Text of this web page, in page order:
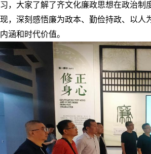
习，大家了解了齐文化廉政思想在政治
现，深刻感悟廉为政本、勤俭持政、以人
内涵和时代价值。